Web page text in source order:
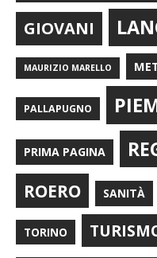
GIOVANI
MAURIZIO MARELLO
PALLAPUGNO
PRIMA PAGINA
ROERO SANITÀ
TORINO